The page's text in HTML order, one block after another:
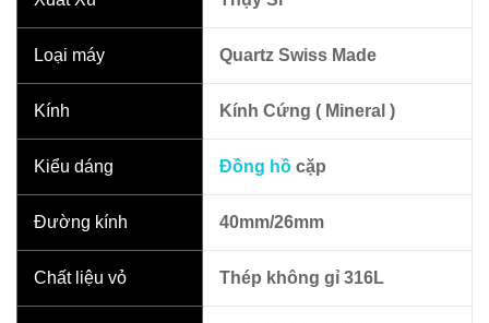
Loại máy Quartz Swiss Made
Kính Kính Cứng ( Mineral )
Kiểu dáng Đồng hồ cặp
Đường kính 40mm/26mm
Chất liệu vỏ Thép không gỉ 316L